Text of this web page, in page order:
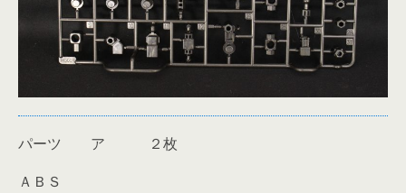
パーツ ア ２枚
ＡＢＳ